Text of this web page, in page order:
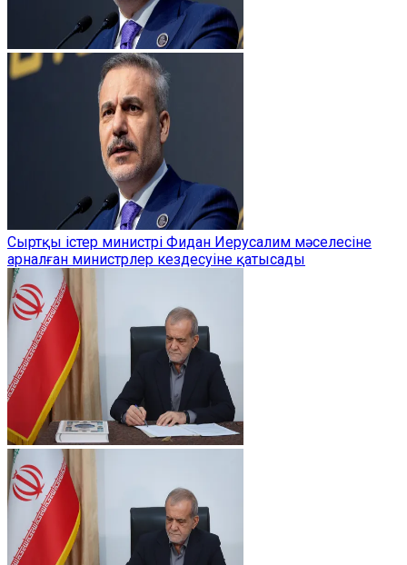
Сыртқы істер министрі Фидан Иерусалим мәселесіне
арналған министрлер кездесуіне қатысады